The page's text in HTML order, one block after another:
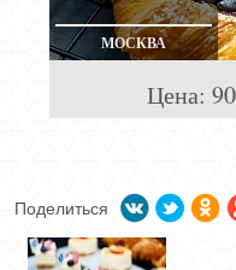
МОСКВА
Цена:
Поделиться